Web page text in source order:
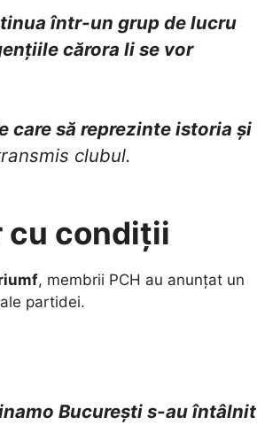
într-un grup de lucru
cărora li se vor
care să reprezinte istoria și
clubul.
cu condiții
, membrii PCH au anunțat un
ale partidei.
București s-au întâlnit